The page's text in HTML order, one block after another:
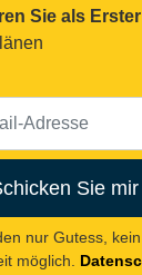
Sie als Erster
Sie
nur Gutess,
möglich.